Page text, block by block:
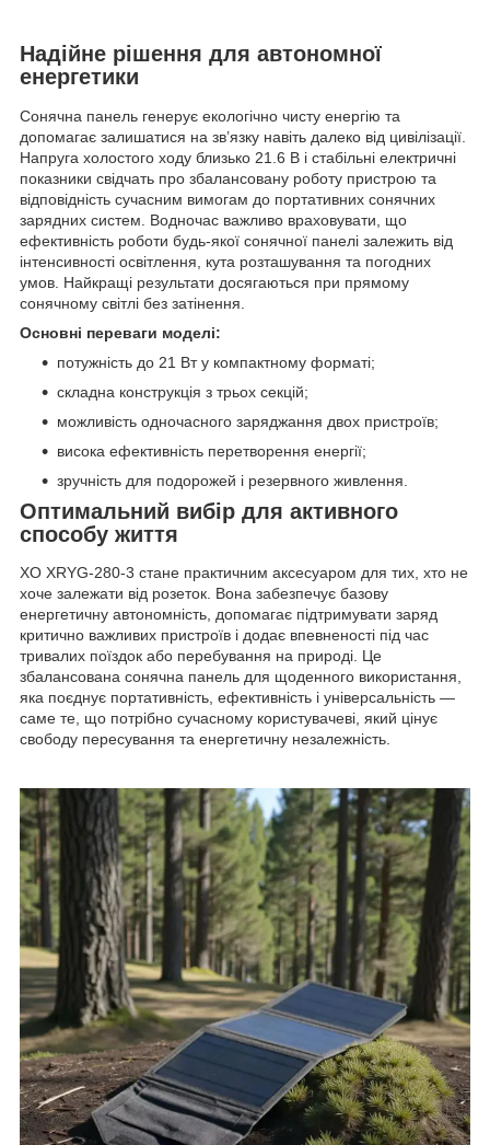
Надійне рішення для автономної
енергетики
Сонячна панель генерує екологічно чисту енергію та
допомагає залишатися на зв’язку навіть далеко від цивілізації.
Напруга холостого ходу близько 21.6 В і стабільні електричні
показники свідчать про збалансовану роботу пристрою та
відповідність сучасним вимогам до портативних сонячних
зарядних систем. Водночас важливо враховувати, що
ефективність роботи будь-якої сонячної панелі залежить від
інтенсивності освітлення, кута розташування та погодних
умов. Найкращі результати досягаються при прямому
сонячному світлі без затінення.
Основні переваги моделі:
потужність до 21 Вт у компактному форматі;
складна конструкція з трьох секцій;
можливість одночасного заряджання двох пристроїв;
висока ефективність перетворення енергії;
зручність для подорожей і резервного живлення.
Оптимальний вибір для активного
способу життя
XO XRYG-280-3 стане практичним аксесуаром для тих, хто не
хоче залежати від розеток. Вона забезпечує базову
енергетичну автономність, допомагає підтримувати заряд
критично важливих пристроїв і додає впевненості під час
тривалих поїздок або перебування на природі. Це
збалансована сонячна панель для щоденного використання,
яка поєднує портативність, ефективність і універсальність —
саме те, що потрібно сучасному користувачеві, який цінує
свободу пересування та енергетичну незалежність.